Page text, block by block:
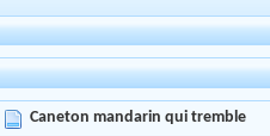
Caneton mandarin qui tremble